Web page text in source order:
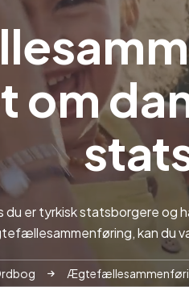
om
du er tyrkisk statsborgere og
kan du